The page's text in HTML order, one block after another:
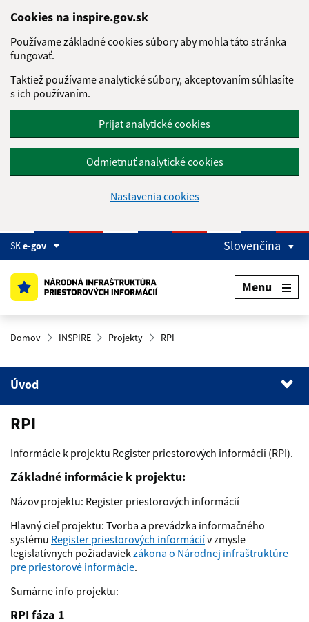
Cookies na inspire.gov.sk
Používame základné cookies súbory aby mohla táto stránka
fungovať.
Taktiež používame analytické súbory, akceptovaním súhlasíte
s ich používaním.
Prijať analytické cookies
Odmietnuť analytické cookies
Nastavenia cookies
SKe-gov Slovenčina
Menu
Domov INSPIRE Projekty RPI
Úvod
2. Základné informácie k projektu:
3. RPI fáza 1
4. RPI fáza 2
5.RPI SLA
RPI
Informácie k projektu Register priestorových informácií (RPI).
Základné informácie k projektu:
Názov projektu: Register priestorových informácií
Hlavný cieľ projektu: Tvorba a prevádzka informačného
systému Register priestorových informáciív zmysle
legislatívnych požiadaviekzákona o Národnej infraštruktúre
pre priestorové informácie.
Sumárne info projektu:
RPI fáza 1